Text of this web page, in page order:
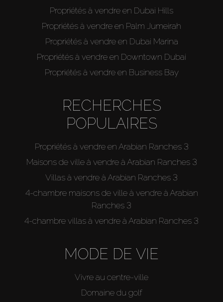
Propriétés à vendre en Dubai Hills
Propriétés à vendre en Palm Jumeirah
Propriétés à vendre en Dubai Marina
Propriétés à vendre en Downtown Dubai
Propriétés à vendre en Business Bay
RECHERCHES
POPULAIRES
Propriétés à vendre en Arabian Ranches 3
Maisons de ville à vendre à Arabian Ranches 3
Villas à vendre à Arabian Ranches 3
4-chambre maisons de ville à vendre à Arabian
Ranches 3
4-chambre villas à vendre à Arabian Ranches 3
MODE DE VIE
Vivre au centre-ville
Domaine du golf